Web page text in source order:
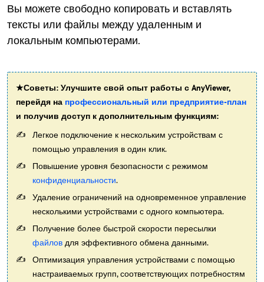
Вы можете свободно копировать и вставлять
тексты или файлы между удаленным и
локальным компьютерами.
★Советы: Улучшите свой опыт работы с AnyViewer,
перейдя на профессиональный или предприятие-план
и получив доступ к дополнительным функциям:
Легкое подключение к нескольким устройствам с
помощью управления в один клик.
Повышение уровня безопасности с режимом
конфиденциальности.
Удаление ограничений на одновременное управление
несколькими устройствами с одного компьютера.
Получение более быстрой скорости пересылки
файлов для эффективного обмена данными.
Оптимизация управления устройствами с помощью
настраиваемых групп, соответствующих потребностям